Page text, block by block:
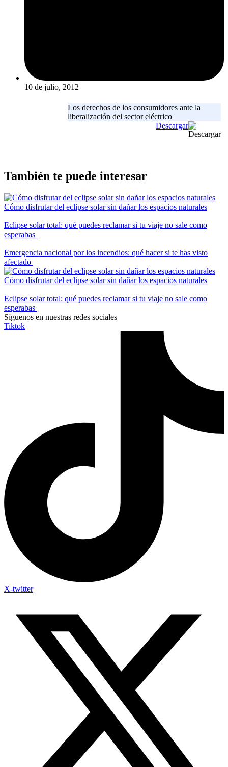
10 de julio, 2012
Los derechos de los consumidores ante la
liberalización del sector eléctrico
Descargar
También te puede interesar
Cómo disfrutar del eclipse solar sin dañar los espacios naturales
Eclipse solar total: qué puedes reclamar si tu viaje no sale como
esperabas
Emergencia nacional por los incendios: qué hacer si te has visto
afectado
Cómo disfrutar del eclipse solar sin dañar los espacios naturales
Eclipse solar total: qué puedes reclamar si tu viaje no sale como
esperabas
Síguenos en nuestras redes sociales
Tiktok
X-twitter